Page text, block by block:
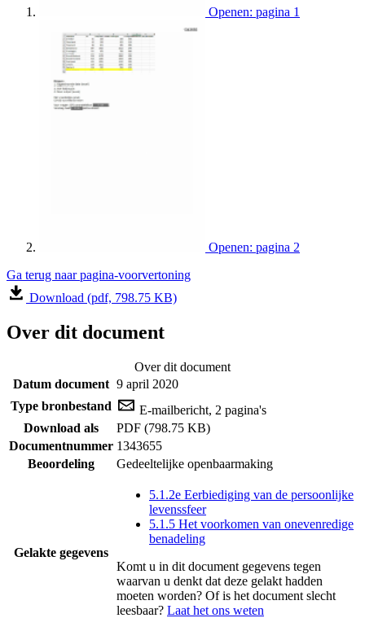
Openen: pagina 1
Openen: pagina 2
Ga terug naar pagina-voorvertoning
Download (pdf, 798.75 KB)
Over dit document
Over dit document
Datum document 9 april 2020
Type bronbestand
E-mailbericht, 2 pagina's
Download als
PDF (798.75 KB)
Documentnummer 1343655
Beoordeling
Gedeeltelijke openbaarmaking
Gelakte gegevens
5.1.2e Eerbiediging van de persoonlijke
levenssfeer
5.1.5 Het voorkomen van onevenredige
benadeling
Komt u in dit document gegevens tegen
waarvan u denkt dat deze gelakt hadden
moeten worden? Of is het document slecht
leesbaar? Laat het ons weten